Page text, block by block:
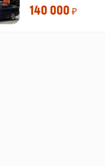
140 000 ₽